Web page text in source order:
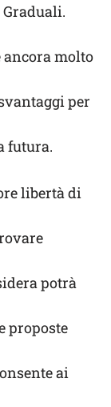
ancora molto
per
futura.
libertà di
potrà
proposte
ai